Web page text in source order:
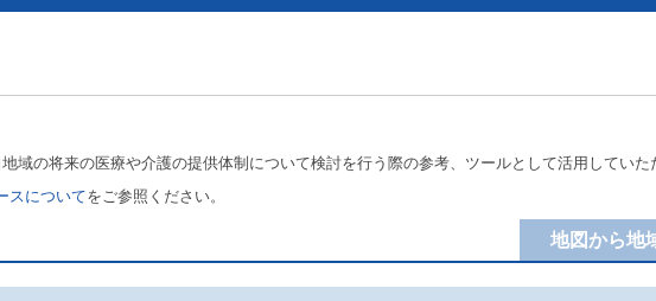
域の将来の医療や介護の提供体制について検討を行う際の参考、ツールとして活用していた
スについてをご参照ください。
地図から地